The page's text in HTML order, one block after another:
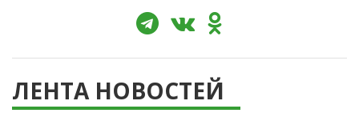
ЛЕНТА НОВОСТЕЙ